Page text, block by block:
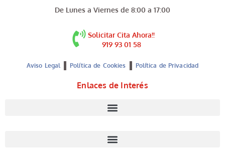
De Lunes a Viernes de 8:00 a 17:00
Solicitar Cita Ahora!!
919 93 01 58
Aviso Legal Política de Cookies Política de Privacidad
Enlaces de Interés